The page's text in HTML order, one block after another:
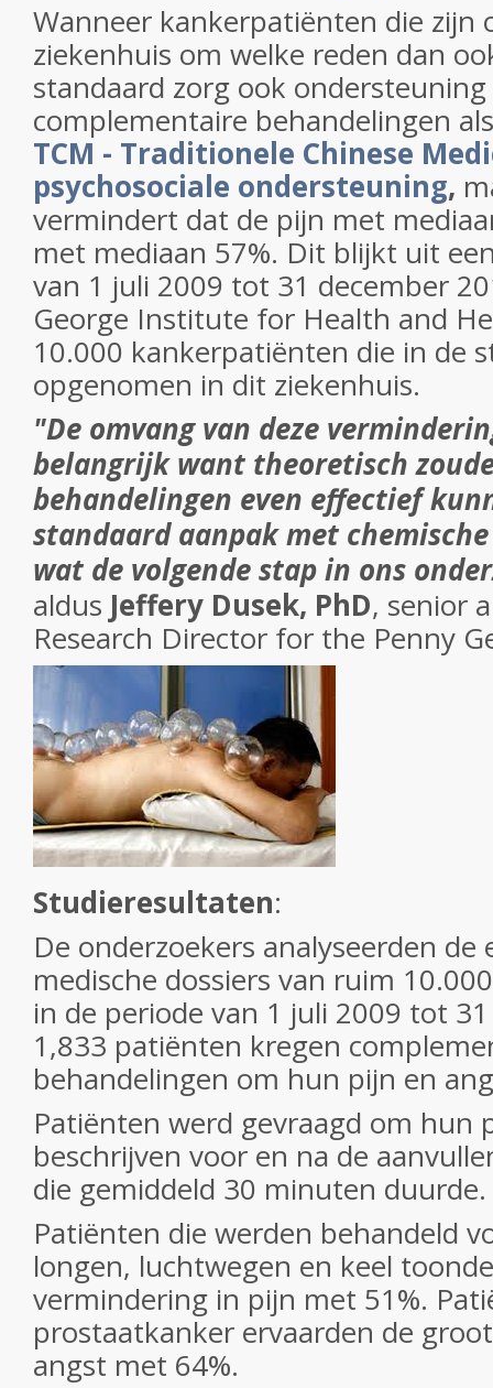
Wanneer kankerpatiënten die zijn
ziekenhuis om welke reden dan
standaard zorg ook
complementaire behandelingen als
TCM - Traditionele Chinese
psychosociale ondersteuning,
vermindert dat de pijn met
met mediaan 57%. Dit blijkt uit
van 1 juli 2009 tot 31 december
George Institute for Health and
10.000 kankerpatiënten die in de
opgenomen in dit ziekenhuis.
"De omvang van deze
belangrijk want theoretisch
behandelingen even effectief
standaard aanpak met
wat de volgende stap in ons
aldus Jeffery Dusek, PhD, senior
Research Director for the Penny
Studieresultaten:
De onderzoekers analyseerden de
medische dossiers van ruim
in de periode van 1 juli 2009 tot
1,833 patiënten kregen
behandelingen om hun pijn en
Patiënten werd gevraagd om hun
beschrijven voor en na de
die gemiddeld 30 minuten duurde.
Patiënten die werden behandeld
longen, luchtwegen en keel
vermindering in pijn met 51%.
prostaatkanker ervaarden de
angst met 64%.